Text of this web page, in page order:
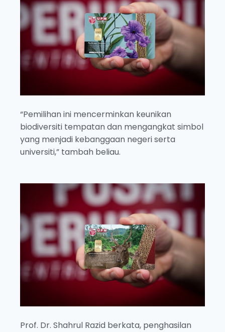
“Pemilihan ini mencerminkan keunikan
biodiversiti tempatan dan mengangkat simbol
yang menjadi kebanggaan negeri serta
universiti,” tambah beliau.
Prof. Dr. Shahrul Razid berkata, penghasilan